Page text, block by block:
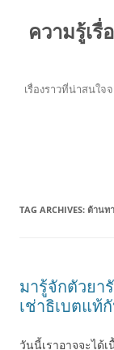
ความรู้เ
เรื่องราวที่น่าสนใ
TAG ARCHIVES: ต้านท
มารู้จักตัวยา
เช่าธิเบตแท้
วันนี้เราอาจจะได้